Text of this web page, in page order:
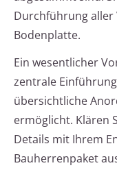
Durchführung
Bodenplatte.
Ein wesentlicher
zentrale
übersichtliche
ermöglicht. Klären
Details mit Ihrem
Bauherrenpaket